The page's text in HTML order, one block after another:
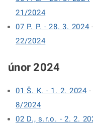
21/2024
07 P. P. - 28. 3. 2024
22/2024
únor 2024
01 Š. K. - 1. 2. 2024 -
8/2024
02 D., s.r.o. - 2. 2.